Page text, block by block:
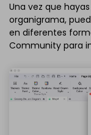
Una vez que
organigrama,
en diferentes
Community para